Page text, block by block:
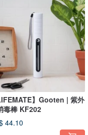
】Gooten | 紫外
毒棒 KF202
44.10